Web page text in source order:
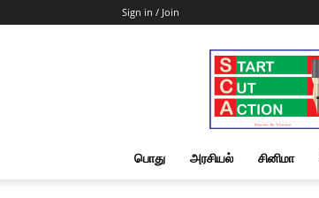
Sign in / Join
Start
Cut
Action
|
News
&
பொது அரசியல் சினிமா